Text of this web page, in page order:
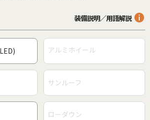
装備説明／用語解説
アルミホイール
サンルーフ
ローダウン